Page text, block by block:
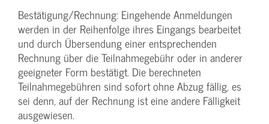
Bestätigung­/Rechnung: Eingehende Anmeldungen
werden in der Reihenfolge ihres Eingangs bearbeitet
und durch Übersendung einer entsprechenden
Rechnung über die Teilnahmegebühr oder in anderer
geeigneter Form bestätigt. Die berechneten
Teilnahmegebühren sind sofort ohne Abzug fällig, es
sei denn, auf der Rechnung ist eine andere Fälligkeit
ausgewiesen.